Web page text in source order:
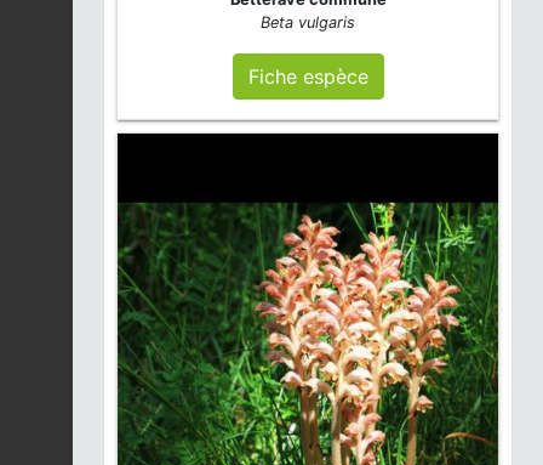
roquette |Jacobaea
2026-08-04
Angélique sylvestre |
Fiche espèce
Consoude officinale |
Symphytum officinale
2026-08-04
Fiche espèce
Benoîte des villes |
Geum urbanum
2026-08-04
Patience agglomérée |
Beta vulgaris
Fiche espèce